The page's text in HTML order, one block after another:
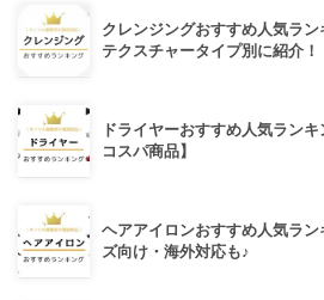
クレンジングおすすめ人気ラ
テクスチャータイプ別に紹介！
ドライヤーおすすめ人気ラン
コスパ商品】
ヘアアイロンおすすめ人気ラ
ズ向け・海外対応も♪